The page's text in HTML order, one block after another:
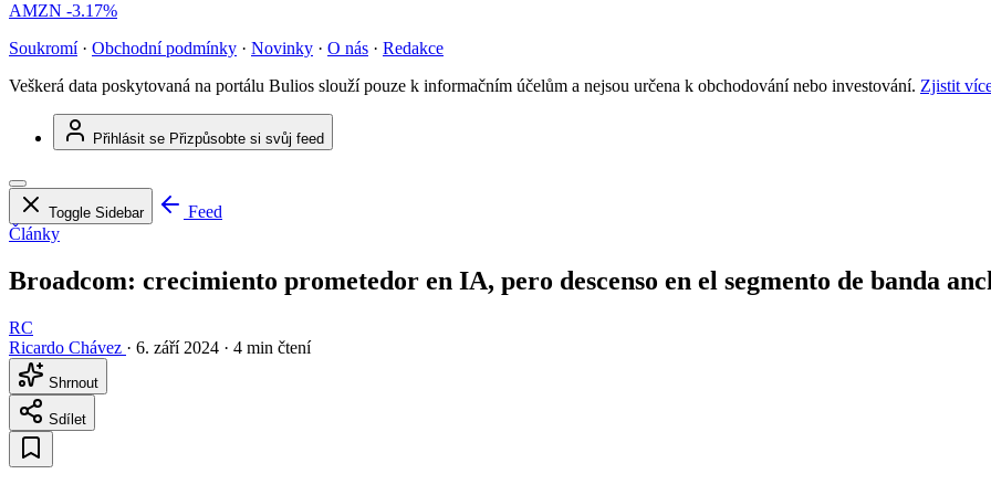
AMZN -3.17%
Soukromí · Obchodní podmínky · Novinky · O nás · Redakce
Veškerá data poskytovaná na portálu Bulios slouží pouze k informačním účelům a nejsou určena k obchodování nebo investování. Zjistit
Přihlásit se Přizpůsobte si svůj feed
Toggle Sidebar
Feed
Články
Broadcom: crecimiento prometedor en IA, pero descenso en el segmento de banda
RC
Ricardo Chávez · 6. září 2024 · 4 min čtení
Shrnout
Sdílet